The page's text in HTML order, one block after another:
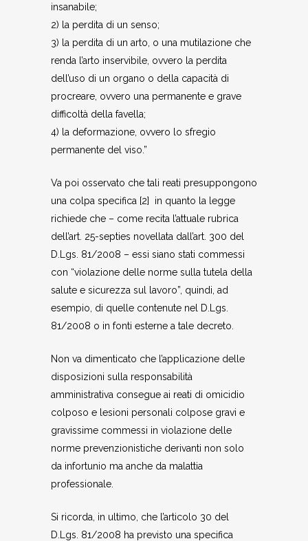
insanabile;
2) la perdita di un senso;
3) la perdita di un arto, o una mutilazione che
renda l’arto inservibile, ovvero la perdita
dell’uso di un organo o della capacità di
procreare, ovvero una permanente e grave
difficoltà della favella;
4) la deformazione, ovvero lo sfregio
permanente del viso.”
Va poi osservato che tali reati presuppongono
una colpa specifica [2] in quanto la legge
richiede che – come recita l’attuale rubrica
dell’art. 25-septies novellata dall’art. 300 del
D.Lgs. 81/2008 – essi siano stati commessi
con “violazione delle norme sulla tutela della
salute e sicurezza sul lavoro”, quindi, ad
esempio, di quelle contenute nel D.Lgs.
81/2008 o in fonti esterne a tale decreto.
Non va dimenticato che l’applicazione delle
disposizioni sulla responsabilità
amministrativa consegue ai reati di omicidio
colposo e lesioni personali colpose gravi e
gravissime commessi in violazione delle
norme prevenzionistiche derivanti non solo
da infortunio ma anche da malattia
professionale.
Si ricorda, in ultimo, che l’articolo 30 del
D.Lgs. 81/2008 ha previsto una specifica